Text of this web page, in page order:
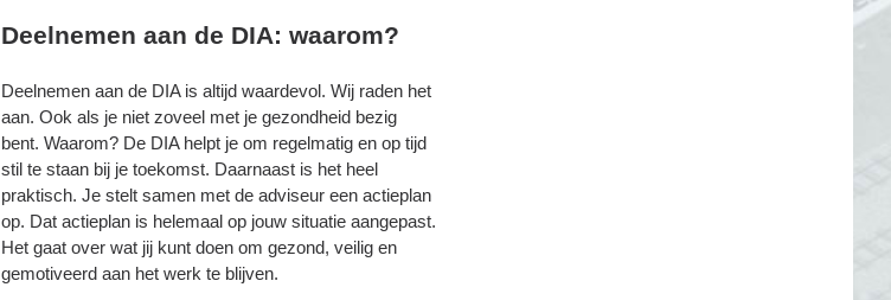
Deelnemen aan de DIA: waarom?
Deelnemen aan de DIA is altijd waardevol. Wij raden het
aan. Ook als je niet zoveel met je gezondheid bezig
bent. Waarom? De DIA helpt je om regelmatig en op tijd
stil te staan bij je toekomst. Daarnaast is het heel
praktisch. Je stelt samen met de adviseur een actieplan
op. Dat actieplan is helemaal op jouw situatie aangepast.
Het gaat over wat jij kunt doen om gezond, veilig en
gemotiveerd aan het werk te blijven.